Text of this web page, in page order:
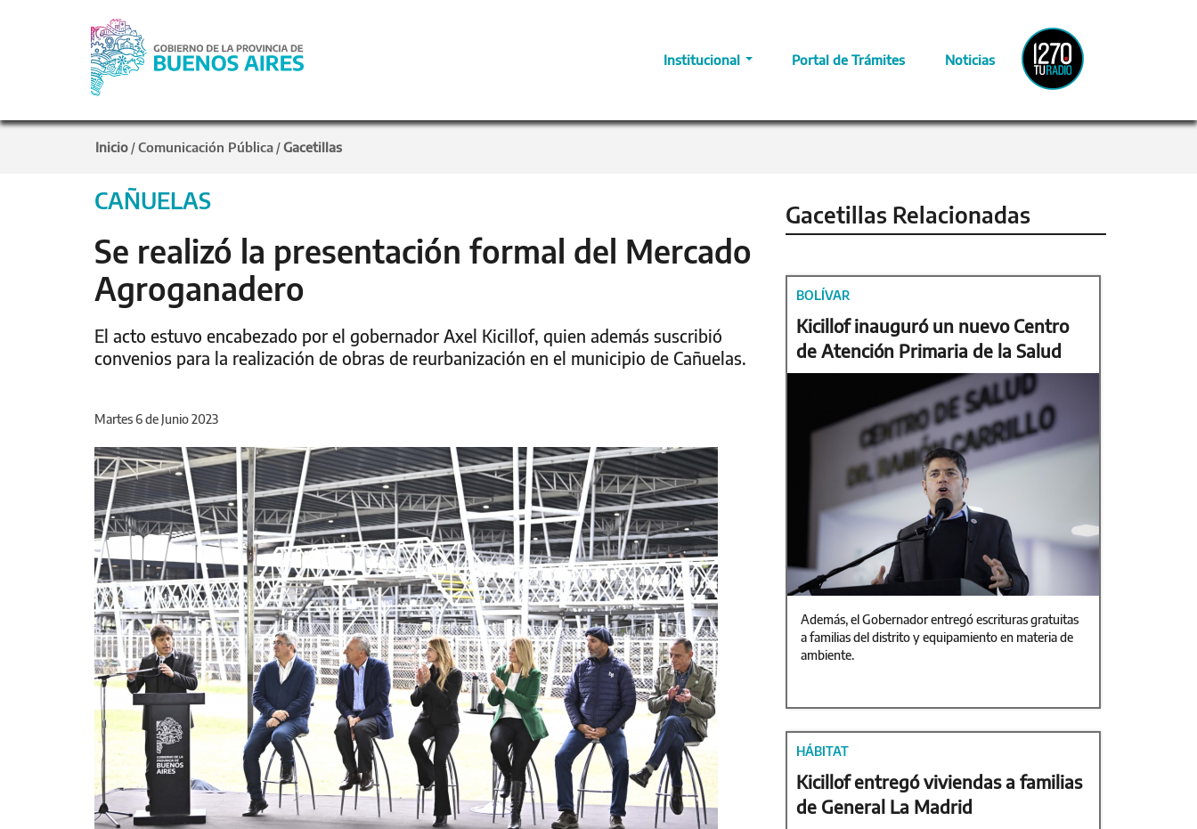
Institucional Portal de Trámites Noticias
Radio
Provincia
Inicio /Comunicación Pública /Gacetillas
CAÑUELAS
Se realizó la presentación formal del Mercado
Agroganadero
El acto estuvo encabezado por el gobernador Axel Kicillof, quien además suscribió
convenios para la realización de obras de reurbanización en el municipio de Cañuelas.
Martes 6 de Junio 2023
Gacetillas Relacionadas
BOLÍVAR
Kicillof inauguró un nuevo Centro
de Atención Primaria de la Salud
Además, el Gobernador entregó escrituras gratuitas
a familias del distrito y equipamiento en materia de
ambiente.
HÁBITAT
Kicillof entregó viviendas a familias
de General La Madrid